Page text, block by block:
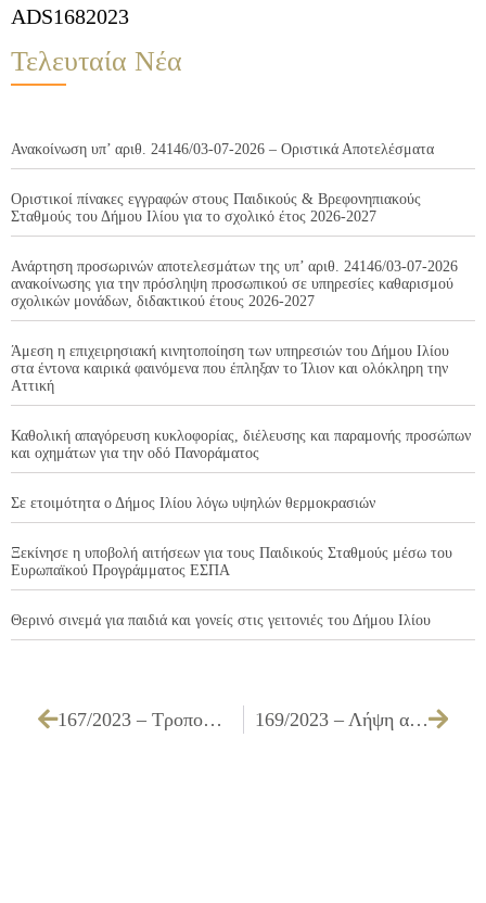
ADS1682023
Τελευταία Νέα
Ανακοίνωση υπ’ αριθ. 24146/03-07-2026 – Οριστικά Αποτελέσματα
Οριστικοί πίνακες εγγραφών στους Παιδικούς & Βρεφονηπιακούς
Σταθμούς του Δήμου Ιλίου για το σχολικό έτος 2026-2027
Ανάρτηση προσωρινών αποτελεσμάτων της υπ’ αριθ. 24146/03-07-2026
ανακοίνωσης για την πρόσληψη προσωπικού σε υπηρεσίες καθαρισμού
σχολικών μονάδων, διδακτικού έτους 2026-2027
Άμεση η επιχειρησιακή κινητοποίηση των υπηρεσιών του Δήμου Ιλίου
στα έντονα καιρικά φαινόμενα που έπληξαν το Ίλιον και ολόκληρη την
Αττική
Καθολική απαγόρευση κυκλοφορίας, διέλευσης και παραμονής προσώπων
και οχημάτων για την οδό Πανοράματος
Σε ετοιμότητα ο Δήμος Ιλίου λόγω υψηλών θερμοκρασιών
Ξεκίνησε η υποβολή αιτήσεων για τους Παιδικούς Σταθμούς μέσω του
Ευρωπαϊκού Προγράμματος ΕΣΠΑ
Θερινό σινεμά για παιδιά και γονείς στις γειτονιές του Δήμου Ιλίου
167/2023 – Τροποποίηση σχεδίου λόγω άρσης ρυμοτομικής απαλλοτρίωσης στην ιδιοκτησία ΓΕΡΑΣΙΜΟΥ ΔΑΜΟΥΛΙΑΝΟΥ στο Ο.Τ. 1239 (ΧΩΡΟΣ ΣΧΟΛΕΙΟΥ) επί της οδού ΣΥΡΡΑΚΟΥ 54 περιοχής Μιχελή, βάσει του άρθρου 90 του Ν. 4759/2020 169/2023 – Λήψη απόφασης για την έγκριση της σύναψης και όρων σχεδίου Προγραμματικής Σύμβασης μεταξύ της Περιφέρειας Αττικής και του Δήμου Ιλίου για την για την υλοποίηση της προμήθειας με τίτλο: «ΠΡΟΜΗΘΕΙΑ ΚΑΙ ΤΟΠΟΘΕΤΗΣΗ ΕΞΟΠΛΙΣΜΟΥ ΓΙΑ ΤΗΝ ΑΝΑΒΑΘΜΙΣΗ ΚΟΙΝΟΧΡΗΣΤΩΝ ΧΩΡΩΝ ΚΑΙ ΠΑΙΔΙΚΩΝ ΧΑΡΩΝ ΤΟΥ ΔΗΜΟΥ ΙΛΙΟΥ» συνολικού προϋπολογισμού 1.364.000,00 € (συμπεριλαμβανομένου Φ.Π.Α.), την εξουσιοδότησης του κ. Δημάρχου για την υπογραφή της και τον ορισμό του εκπροσώπου του Δήμου Ιλίου στην Κοινή Επιτροπή Παρακολούθησης